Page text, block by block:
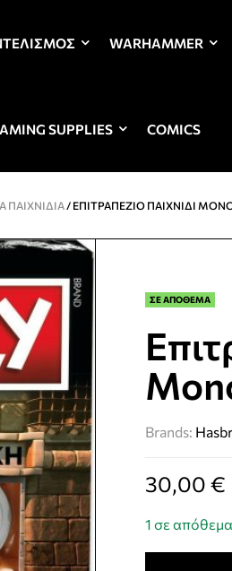
WARHAMMER
SUPPLIES COMICS
ΠΑΙΧΝΊΔΙΑ/ ΕΠΙΤΡΑΠΈΖΙΟ ΠΑΙΧΝΊΔΙ
ΣΕ ΑΠΟΘΕΜΑ
Brands:
30,00 €
1 σε απόθεμα